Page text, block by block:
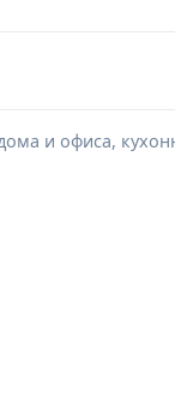
и офиса,